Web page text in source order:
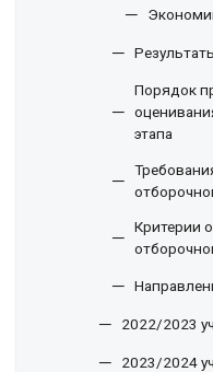
Порядок
этапа
Критерии
2022/2023
2023/2024